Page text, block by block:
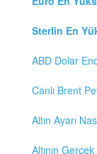
Sterlin En
ABD Dolar
Canlı Brent
Altın Ayarı
Altının